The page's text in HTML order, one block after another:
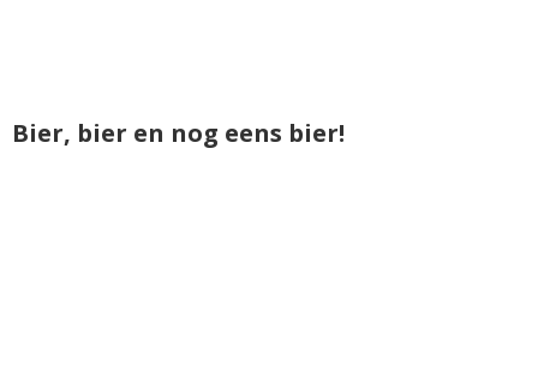
Bier, bier en nog eens bier!